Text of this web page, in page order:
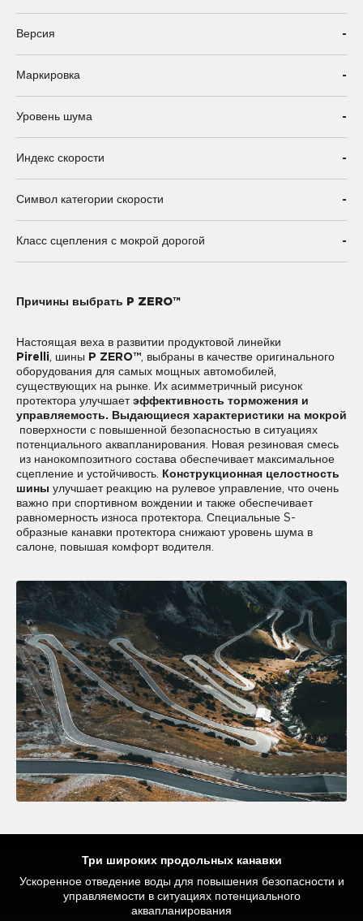
Версия -
Маркировка -
Уровень шума -
Индекс скорости -
Символ категории скорости -
Класс сцепления с мокрой дорогой -
Причины выбрать P ZERO™
Настоящая веха в развитии продуктовой линейки
Pirelli, шины P ZERO™, выбраны в качестве оригинального
оборудования для самых мощных автомобилей,
существующих на рынке. Их асимметричный рисунок
протектора улучшает эффективность торможения и
управляемость. Выдающиеся характеристики на мокрой
поверхности с повышенной безопасностью в ситуациях
потенциального аквапланирования. Новая резиновая смесь
из нанокомпозитного состава обеспечивает максимальное
сцепление и устойчивость. Конструкционная целостность
шины улучшает реакцию на рулевое управление, что очень
важно при спортивном вождении и также обеспечивает
равномерность износа протектора. Специальные S-
образные канавки протектора снижают уровень шума в
салоне, повышая комфорт водителя.
Три широких продольных канавки
Ускоренное отведение воды для повышения безопасности и
управляемости в ситуациях потенциального
аквапланирования
Улучшенная тормозная эффективность и сцепление на
высоких скоростях благодаря повышенной жесткости
протектора, а также оптимальной и постоянной площади
Оптимальное распределение давления для обеспечения
безопасности в условиях критического торможения при
движении по прямой и на поворотах